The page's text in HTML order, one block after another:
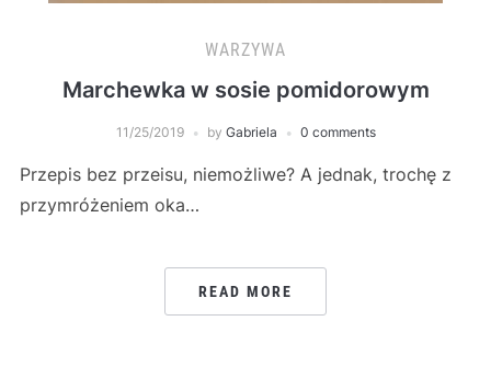
WARZYWA
Marchewka w sosie pomidorowym
11/25/2019 by Gabriela 0 comments
Przepis bez przeisu, niemożliwe? A jednak, trochę z
przymróżeniem oka…
READ MORE